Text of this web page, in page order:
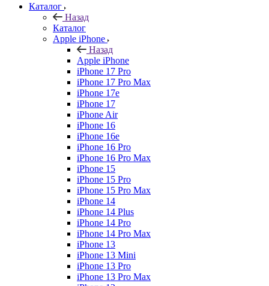
Каталог
Назад
Каталог
Apple iPhone
Назад
Apple iPhone
iPhone 17 Pro
iPhone 17 Pro Max
iPhone 17e
iPhone 17
iPhone Air
iPhone 16
iPhone 16e
iPhone 16 Pro
iPhone 16 Pro Max
iPhone 15
iPhone 15 Pro
iPhone 15 Pro Max
iPhone 14
iPhone 14 Plus
iPhone 14 Pro
iPhone 14 Pro Max
iPhone 13
iPhone 13 Mini
iPhone 13 Pro
iPhone 13 Pro Max